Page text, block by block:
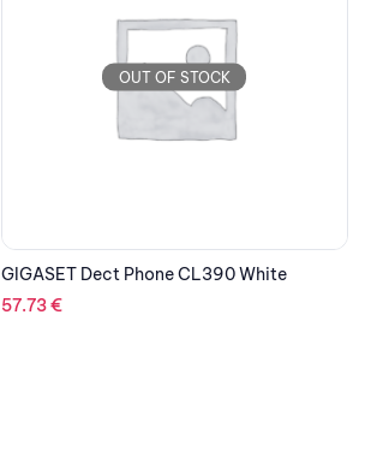
OUT OF STOCK
GIGASET Dect Phone CL390 White
57.73€